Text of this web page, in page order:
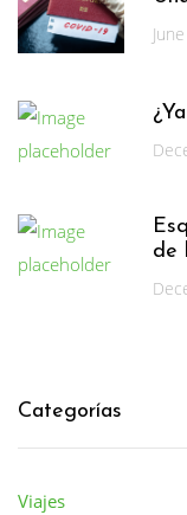
de
Categorías
Viajes